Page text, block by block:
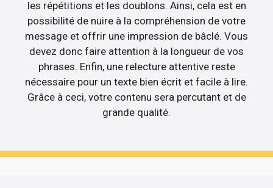
les répétitions et les doublons. Ainsi, cela est en
possibilité de nuire à la compréhension de votre
message et offrir une impression de bâclé. Vous
devez donc faire attention à la longueur de vos
phrases. Enfin, une relecture attentive reste
nécessaire pour un texte bien écrit et facile à lire.
Grâce à ceci, votre contenu sera percutant et de
grande qualité.